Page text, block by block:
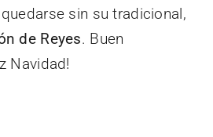
sin su tradicional,
de Reyes. Buen
Navidad!